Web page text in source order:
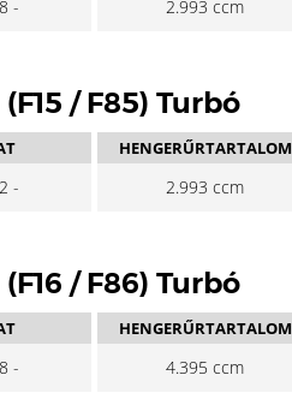
- 2.993 ccm
/ F85) Turbó
-
HENGERŰRTARTALOM
2.993 ccm
/ F86) Turbó
-
HENGERŰRTARTALOM
4.395 ccm